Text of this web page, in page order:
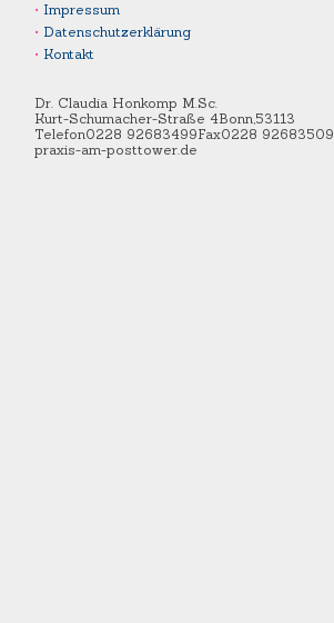
Impressum
Datenschutzerklärung
Kontakt
Dr. Claudia Honkomp M.Sc.
Kurt-Schumacher-Straße 4Bonn,53113
Telefon0228 92683499Fax0228 92683509
praxis-am-posttower.de